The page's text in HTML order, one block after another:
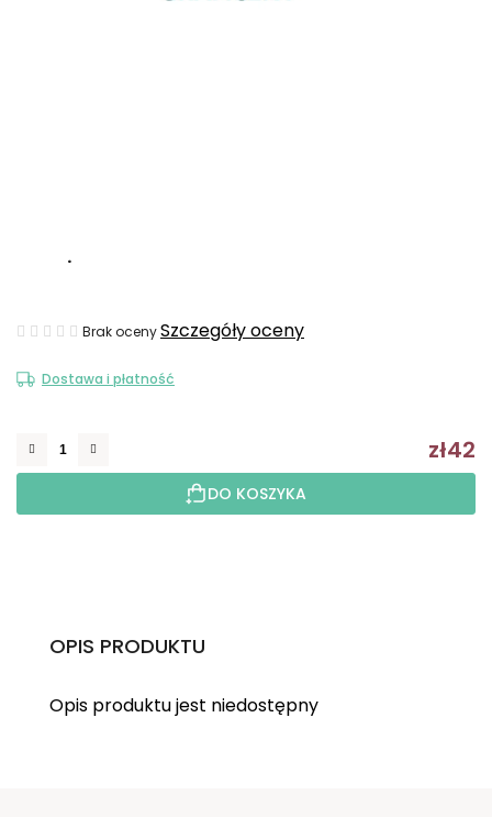
Dostawa i płatność
zł42
DO KOSZYKA
.
Średnia
produktu
0,0
na
Brak ocenySzczegóły oceny
OPIS PRODUKTU
Opis produktu jest niedostępny